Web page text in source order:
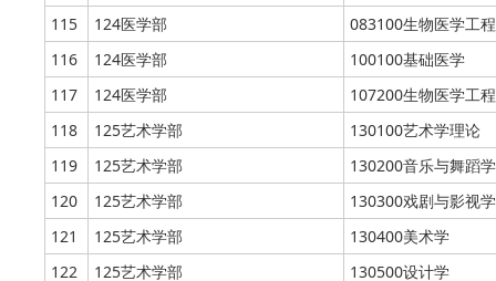
115
124医学部
083100生物医学工
116
124医学部
100100基础医学
117
124医学部
107200生物医学工
118
125艺术学部
130100艺术学理论
119
125艺术学部
130200音乐与舞蹈学
120
125艺术学部
130300戏剧与影视学
121
125艺术学部
130400美术学
122
125艺术学部
130500设计学